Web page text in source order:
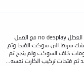
سلام عليكم نوع البورده asrock موديل n73v-s العطل no desplay مع العمل
سريعا الى سوكت الفيجا وتم
خلف السوكت ولم ينجح ثم
ثم فتحات تركيب الكارت نفسه...